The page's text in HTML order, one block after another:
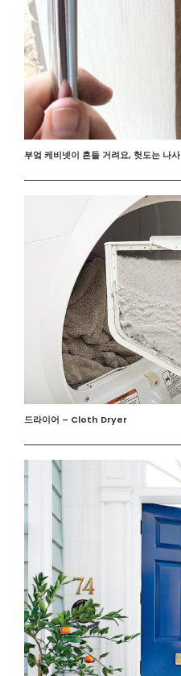
부엌 케비넷이 흔들 거려요, 헛도는 나사
드라이어 – Cloth Dryer